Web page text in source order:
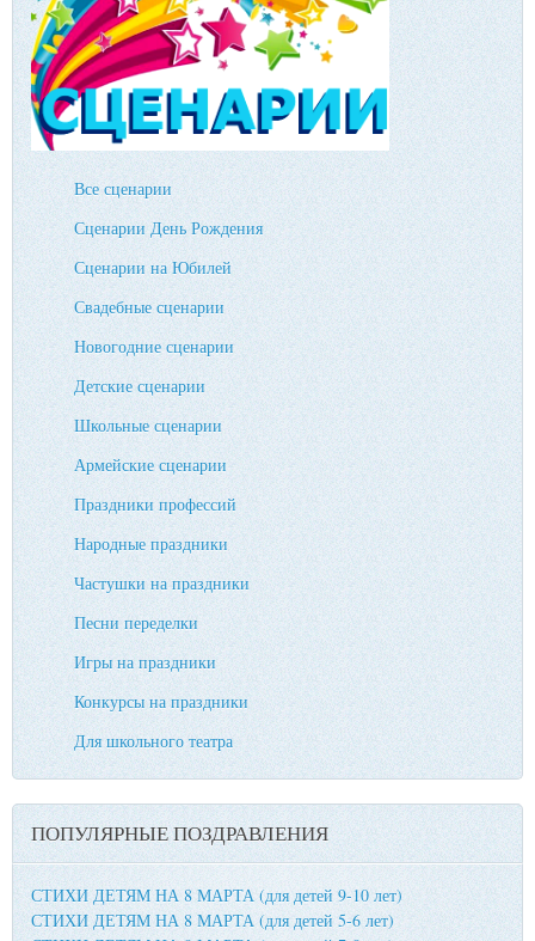
Все сценарии
Сценарии День Рождения
Сценарии на Юбилей
Свадебные сценарии
Новогодние сценарии
Детские сценарии
Школьные сценарии
Армейские сценарии
Праздники профессий
Народные праздники
Частушки на праздники
Песни переделки
Игры на праздники
Конкурсы на праздники
Для школьного театра
ПОПУЛЯРНЫЕ ПОЗДРАВЛЕНИЯ
СТИХИ ДЕТЯМ НА 8 МАРТА (для детей 9-10 лет)
СТИХИ ДЕТЯМ НА 8 МАРТА (для детей 5-6 лет)